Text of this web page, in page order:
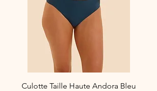
Culotte Taille Haute Andora Bleu